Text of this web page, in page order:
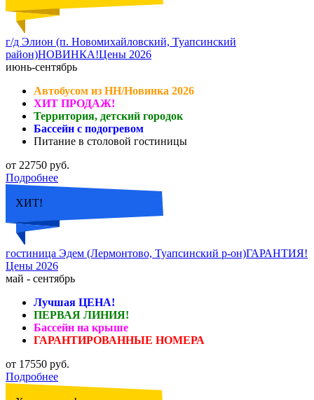
г/д Элион (п. Новомихайловский, Туапсинский
район)НОВИНКА!Цены 2026
июнь-сентябрь
Автобусом из НН/Новинка 2026
ХИТ ПРОДАЖ!
Территория, детский городок
Бассейн с подогревом
Питание в столовой гостиницы
от 22750 руб.
Подробнее
ХИТ!
гостиница Эдем (Лермонтово, Туапсинский р-он)ГАРАНТИЯ!
Цены 2026
май - сентябрь
Лучшая ЦЕНА!
ПЕРВАЯ ЛИНИЯ!
Бассейн на крыше
ГАРАНТИРОВАННЫЕ НОМЕРА
от 17550 руб.
Подробнее